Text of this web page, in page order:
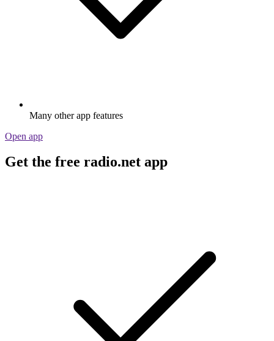
Many other app features
Open app
Get the free radio.net app